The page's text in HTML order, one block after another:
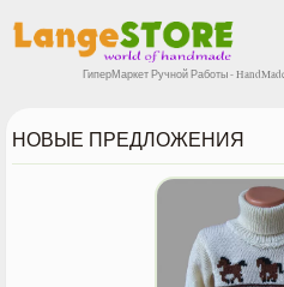
ГиперМаркет Ручной Работы -
НОВЫЕ ПРЕДЛОЖЕНИЯ